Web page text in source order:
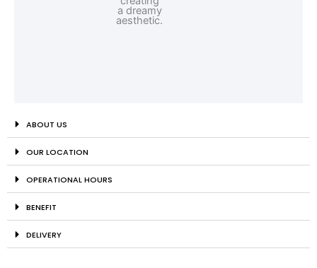
ABOUT US
OUR LOCATION
OPERATIONAL HOURS
BENEFIT
DELIVERY